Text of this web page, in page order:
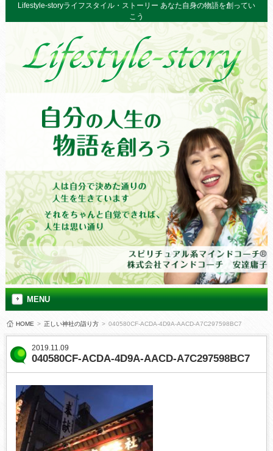
Lifestyle-storyライフスタイル・ストーリー あなた自身の物語を創ってい
こう
MENU
HOME > 正しい神社の詣り方 > 040580CF-ACDA-4D9A-AACD-A7C297598BC7
2019.11.09
040580CF-ACDA-4D9A-AACD-A7C297598BC7